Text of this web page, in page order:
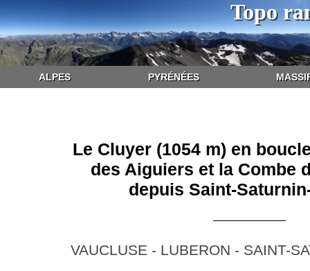
Topo
ALPES PYRÉNÉES
Le Cluyer (1054 m) en
des Aiguiers et la Combe
depuis Saint-
VAUCLUSE - LUBERON - SAINT-